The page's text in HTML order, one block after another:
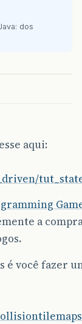
dos
aqui:
a
é você fazer